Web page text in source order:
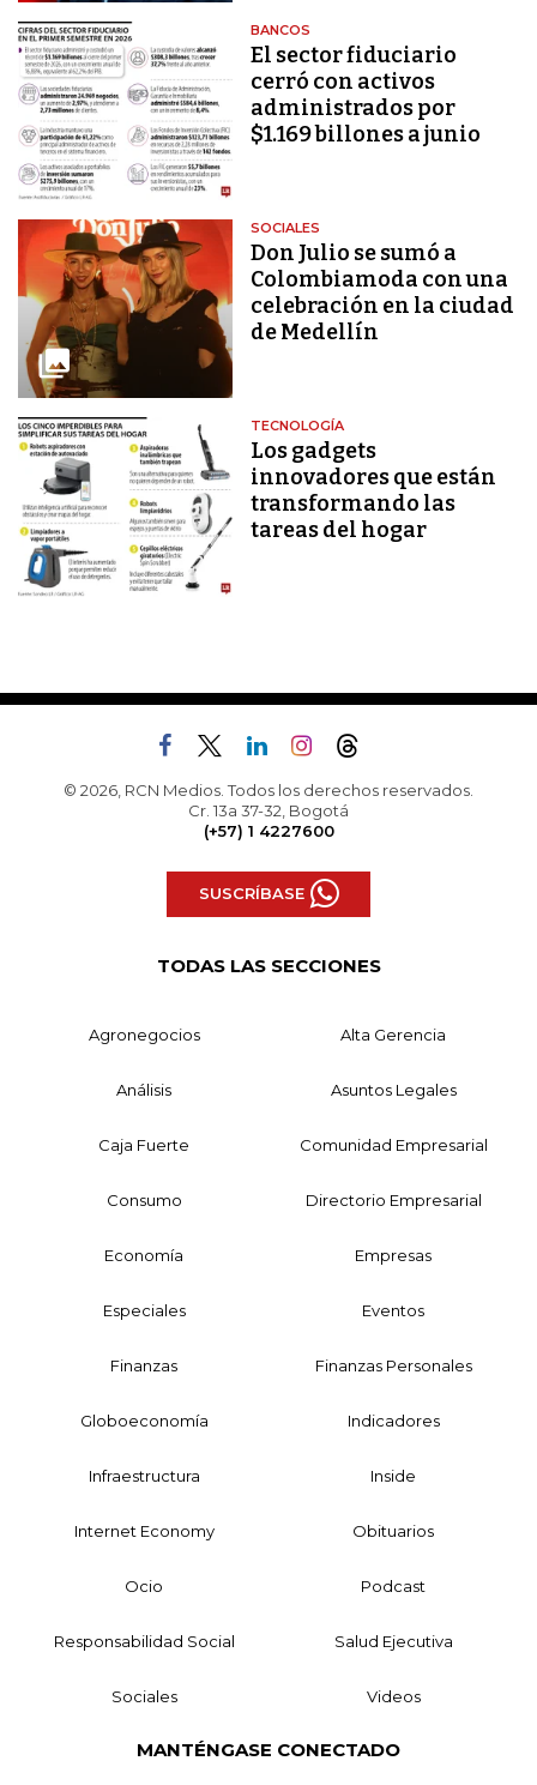
BANCOS
El sector fiduciario
cerró con activos
administrados por
$1.169 billones a junio
SOCIALES
Don Julio se sumó a
Colombiamoda con una
celebración en la ciudad
de Medellín
TECNOLOGÍA
Los gadgets
innovadores que están
transformando las
tareas del hogar
© 2026, RCN Medios. Todos los derechos reservados.
Cr. 13a 37-32, Bogotá
(+57) 1 4227600
SUSCRÍBASE
TODAS LAS SECCIONES
Agronegocios Alta Gerencia
Análisis Asuntos Legales
Caja Fuerte Comunidad Empresarial
Consumo Directorio Empresarial
Economía Empresas
Especiales Eventos
Finanzas Finanzas Personales
Globoeconomía Indicadores
Infraestructura Inside
Internet Economy Obituarios
Ocio Podcast
Responsabilidad Social Salud Ejecutiva
Sociales Videos
MANTÉNGASE CONECTADO